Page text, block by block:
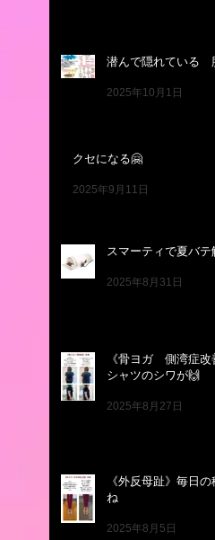
潜んで隠れている
2025年10月1日
クセになる🤗
2025年9月11日
スマーティで夏バ
2025年8月31日
《骨ヨガ 側湾症改
シャツのシワが🙌
2025年8月27日
《外反母趾》毎日
ね
2025年8月5日